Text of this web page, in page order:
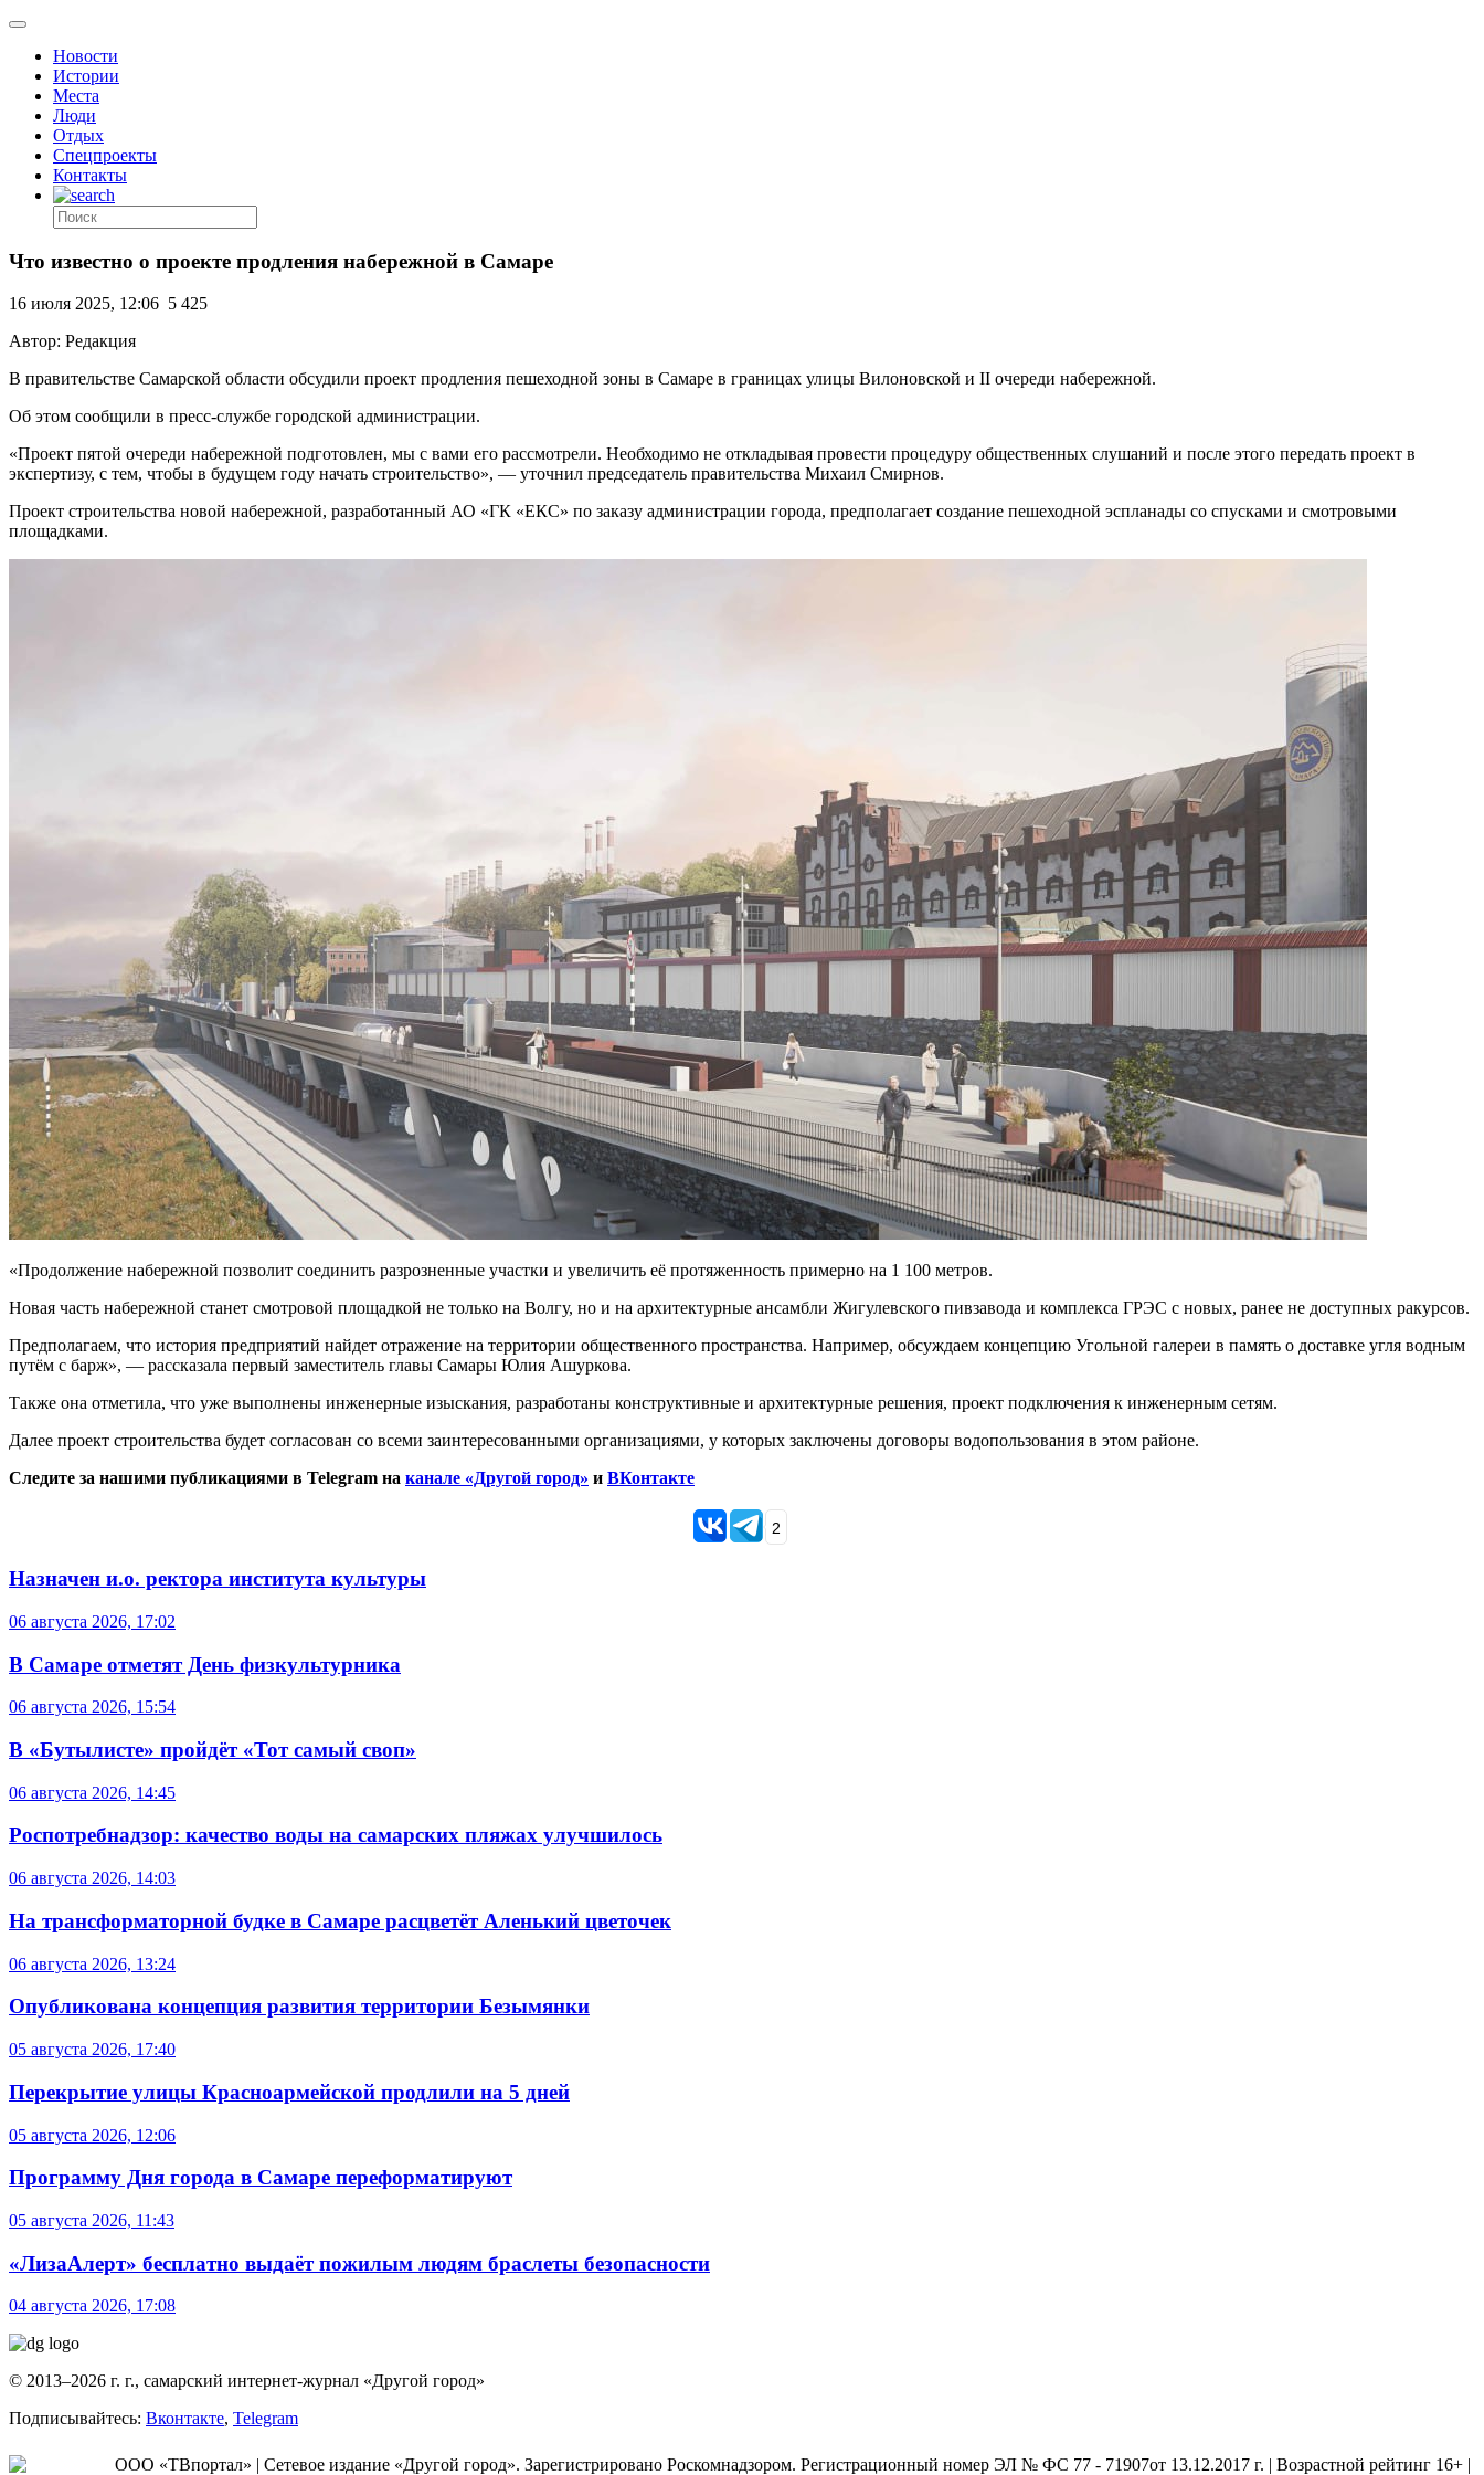
Новости
Истории
Места
Люди
Отдых
Спецпроекты
Контакты
Что известно о проекте продления набережной в Самаре
16 июля 2025, 12:06 5 425
Автор: Редакция
В правительстве Самарской области обсудили проект продления пешеходной зоны в Самаре в границах улицы Вилоновской и II очереди набережной.
Об этом сообщили в пресс-службе городской администрации.
«Проект пятой очереди набережной подготовлен, мы с вами его рассмотрели. Необходимо не откладывая провести процедуру общественных слушаний и после этого передать проект в
экспертизу, с тем, чтобы в будущем году начать строительство», — уточнил председатель правительства Михаил Смирнов.
Проект строительства новой набережной, разработанный АО «ГК «ЕКС» по заказу администрации города, предполагает создание пешеходной эспланады со спусками и смотровыми
площадками.
«Продолжение набережной позволит соединить разрозненные участки и увеличить её протяженность примерно на 1 100 метров.
Новая часть набережной станет смотровой площадкой не только на Волгу, но и на архитектурные ансамбли Жигулевского пивзавода и комплекса ГРЭС с новых, ранее не доступных ракурсов.
Предполагаем, что история предприятий найдет отражение на территории общественного пространства. Например, обсуждаем концепцию Угольной галереи в память о доставке угля водным
путём с барж», — рассказала первый заместитель главы Самары Юлия Ашуркова.
Также она отметила, что уже выполнены инженерные изыскания, разработаны конструктивные и архитектурные решения, проект подключения к инженерным сетям.
Далее проект строительства будет согласован со всеми заинтересованными организациями, у которых заключены договоры водопользования в этом районе.
Следите за нашими публикациями в Telegram на канале «Другой город» и ВКонтакте
2
Назначен и.о. ректора института культуры
06 августа 2026, 17:02
В Самаре отметят День физкультурника
06 августа 2026, 15:54
В «Бутылисте» пройдёт «Тот самый своп»
06 августа 2026, 14:45
Роспотребнадзор: качество воды на самарских пляжах улучшилось
06 августа 2026, 14:03
На трансформаторной будке в Самаре расцветёт Аленький цветочек
06 августа 2026, 13:24
Опубликована концепция развития территории Безымянки
05 августа 2026, 17:40
Перекрытие улицы Красноармейской продлили на 5 дней
05 августа 2026, 12:06
Программу Дня города в Самаре переформатируют
05 августа 2026, 11:43
«ЛизаАлерт» бесплатно выдаёт пожилым людям браслеты безопасности
04 августа 2026, 17:08
© 2013–2026 г. г., самарский интернет-журнал «Другой город»
Подписывайтесь: Вконтакте, Telegram
ООО «ТВпортал» | Сетевое издание «Другой город». Зарегистрировано Роскомнадзором. Регистрационный номер ЭЛ № ФС 77 - 71907от 13.12.2017 г. | Возрастной рейтинг 16+ |